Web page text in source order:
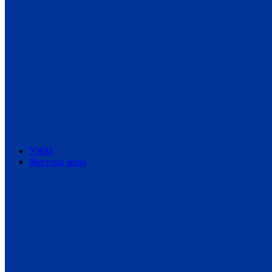
УЖМ
Жестова мова